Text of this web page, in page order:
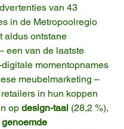
van 43
in de Metropoolregio
aldus ontstane
een van de laatste
momentopnames
meubelmarketing –
in hun koppen
op design-taal (28,2 %),
genoemde